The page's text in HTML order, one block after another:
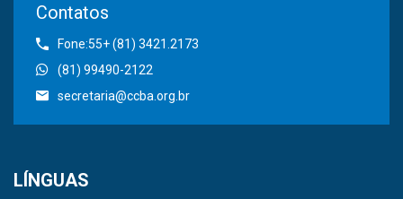
Contatos
Fone:55+ (81) 3421.2173
(81) 99490-2122
secretaria@ccba.org.br
LÍNGUAS